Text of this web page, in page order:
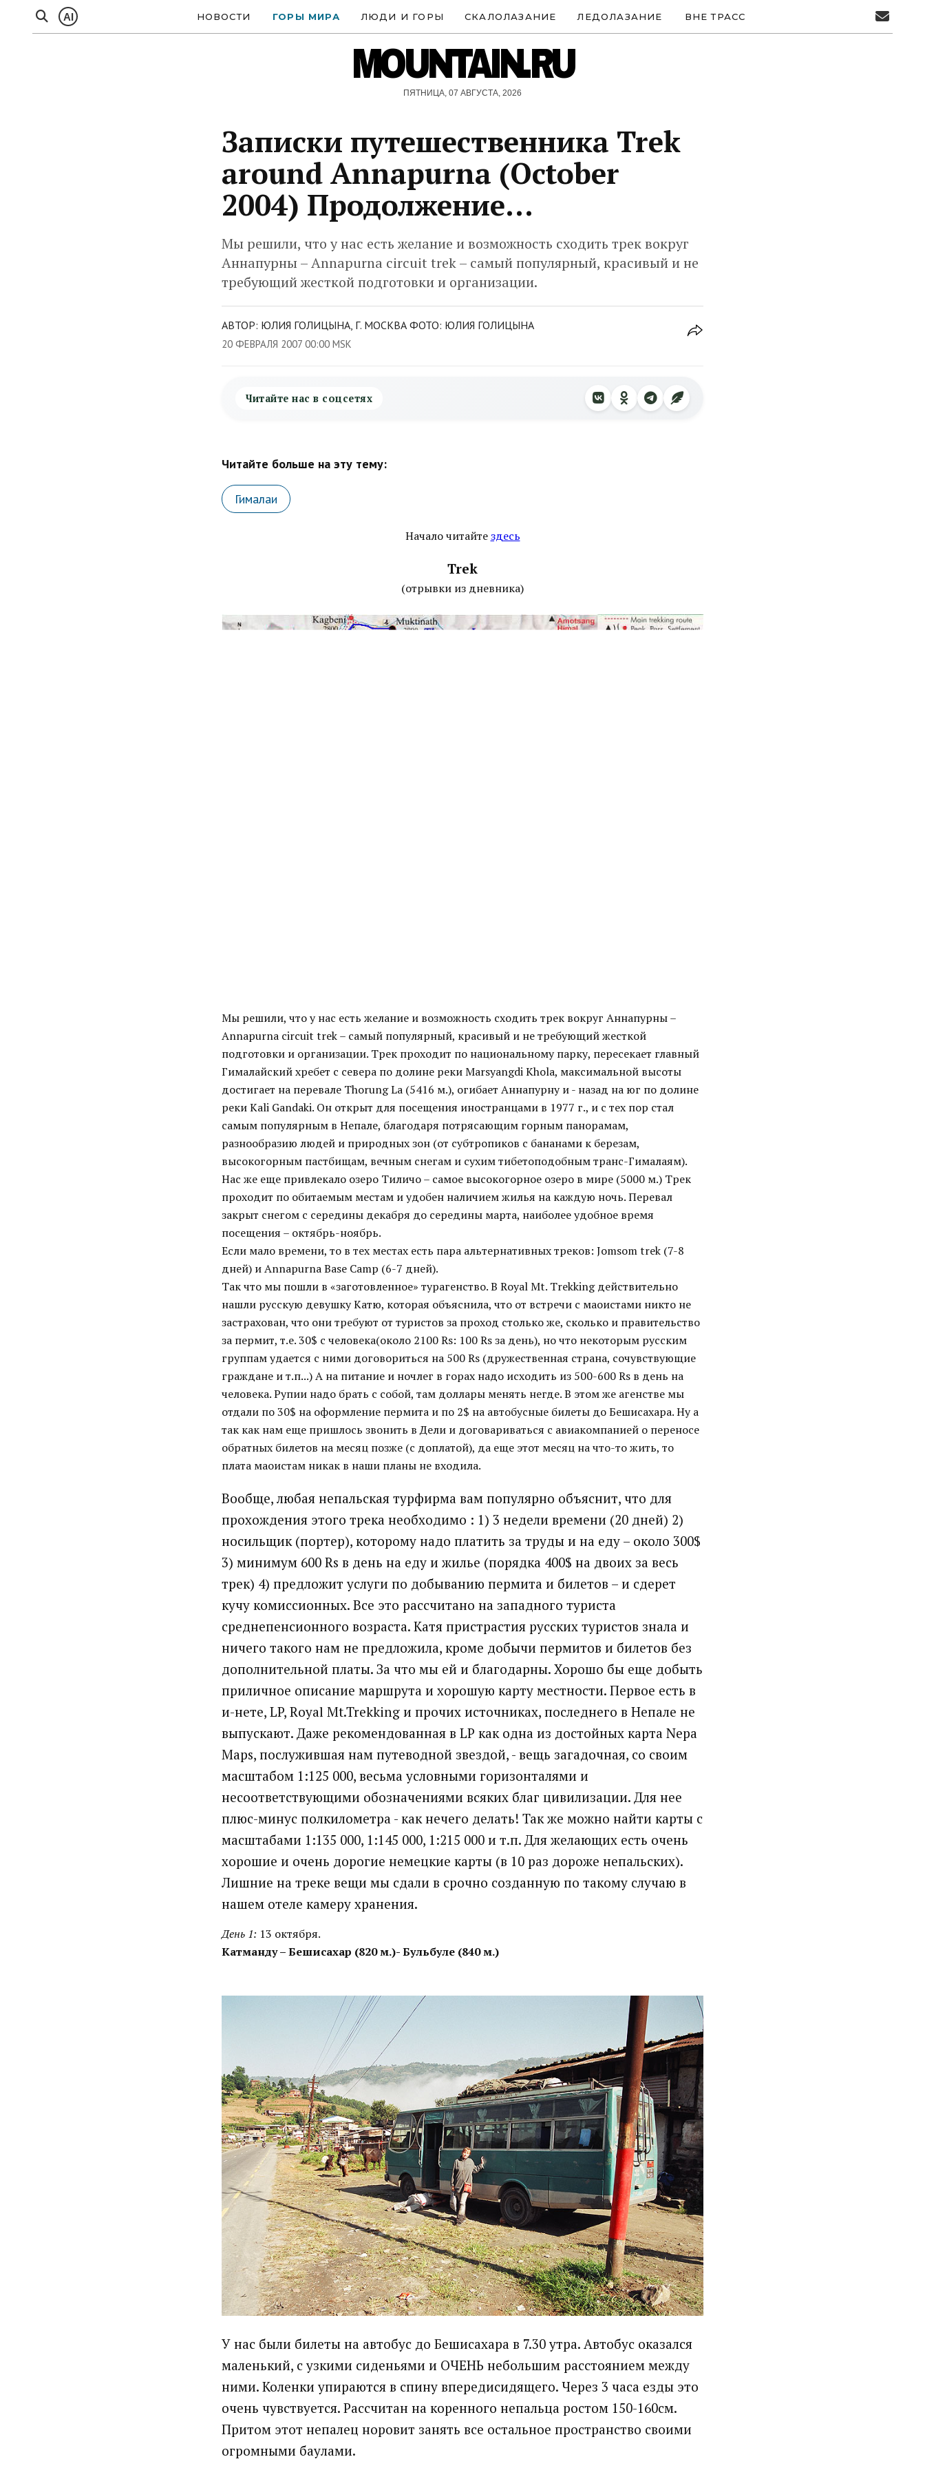
AI НОВОСТИ ГОРЫ МИРА ЛЮДИ И ГОРЫ СКАЛОЛАЗАНИЕ ЛЕДОЛАЗАНИЕ ВНЕ ТРАСС
MOUNTAIN.RU
ПЯТНИЦА, 07 АВГУСТА, 2026
Записки путешественника Trek
around Annapurna (October
2004) Продолжение...
Мы решили, что у нас есть желание и возможность сходить трек вокруг
Аннапурны – Annapurna circuit trek – самый популярный, красивый и не
требующий жесткой подготовки и организации.
АВТОР: ЮЛИЯ ГОЛИЦЫНА, Г. МОСКВА ФОТО: ЮЛИЯ ГОЛИЦЫНА
20 ФЕВРАЛЯ 2007 00:00 MSK
Читайте нас в соцсетях
Читайте больше на эту тему:
Гималаи
Начало читайтездесь
Trek
(отрывки из дневника)
Мы решили, что у нас есть желание и возможность сходить трек вокруг Аннапурны –
Annapurna circuit trek – самый популярный, красивый и не требующий жесткой
подготовки и организации. Трек проходит по национальному парку, пересекает главный
Гималайский хребет с севера по долине реки Marsyangdi Khola, максимальной высоты
достигает на перевале Thorung La (5416 м.), огибает Аннапурну и - назад на юг по долине
реки Kali Gandaki. Он открыт для посещения иностранцами в 1977 г., и с тех пор стал
самым популярным в Непале, благодаря потрясающим горным панорамам,
разнообразию людей и природных зон (от субтропиков с бананами к березам,
высокогорным пастбищам, вечным снегам и сухим тибетоподобным транс-Гималаям).
Нас же еще привлекало озеро Тиличо – самое высокогорное озеро в мире (5000 м.) Трек
проходит по обитаемым местам и удобен наличием жилья на каждую ночь. Перевал
закрыт снегом с середины декабря до середины марта, наиболее удобное время
посещения – октябрь-ноябрь.
Если мало времени, то в тех местах есть пара альтернативных треков: Jomsom trek (7-8
дней) и Annapurna Base Camp (6-7 дней).
Так что мы пошли в «заготовленное» турагенство. В Royal Mt. Trekking действительно
нашли русскую девушку Катю, которая объяснила, что от встречи с маоистами никто не
застрахован, что они требуют от туристов за проход столько же, сколько и правительство
за пермит, т.е. 30$ с человека(около 2100 Rs: 100 Rs за день), но что некоторым русским
группам удается с ними договориться на 500 Rs (дружественная страна, сочувствующие
граждане и т.п...) А на питание и ночлег в горах надо исходить из 500-600 Rs в день на
человека. Рупии надо брать с собой, там доллары менять негде. В этом же агенстве мы
отдали по 30$ на оформление пермита и по 2$ на автобусные билеты до Бешисахара. Ну а
так как нам еще пришлось звонить в Дели и договариваться с авиакомпанией о переносе
обратных билетов на месяц позже (с доплатой), да еще этот месяц на что-то жить, то
плата маоистам никак в наши планы не входила.
Вообще, любая непальская турфирма вам популярно объяснит, что для
прохождения этого трека необходимо : 1) 3 недели времени (20 дней) 2)
носильщик (портер), которому надо платить за труды и на еду – около 300$
3) минимум 600 Rs в день на еду и жилье (порядка 400$ на двоих за весь
трек) 4) предложит услуги по добыванию пермита и билетов – и сдерет
кучу комиссионных. Все это рассчитано на западного туриста
среднепенсионного возраста. Катя пристрастия русских туристов знала и
ничего такого нам не предложила, кроме добычи пермитов и билетов без
дополнительной платы. За что мы ей и благодарны. Хорошо бы еще добыть
приличное описание маршрута и хорошую карту местности. Первое есть в
и-нете, LP, Royal Mt.Trekking и прочих источниках, последнего в Непале не
выпускают. Даже рекомендованная в LP как одна из достойных карта Nepa
Maps, послужившая нам путеводной звездой, - вещь загадочная, со своим
масштабом 1:125 000, весьма условными горизонталями и
несоответствующими обозначениями всяких благ цивилизации. Для нее
плюс-минус полкилометра - как нечего делать! Так же можно найти карты с
масштабами 1:135 000, 1:145 000, 1:215 000 и т.п. Для желающих есть очень
хорошие и очень дорогие немецкие карты (в 10 раз дороже непальских).
Лишние на треке вещи мы сдали в срочно созданную по такому случаю в
нашем отеле камеру хранения.
День 1: 13 октября.
Катманду – Бешисахар (820 м.)- Бульбуле (840 м.)
У нас были билеты на автобус до Бешисахара в 7.30 утра. Автобус оказался
маленький, с узкими сиденьями и ОЧЕНЬ небольшим расстоянием между
ними. Коленки упираются в спину впередисидящего. Через 3 часа езды это
очень чувствуется. Рассчитан на коренного непальца ростом 150-160см.
Притом этот непалец норовит занять все остальное пространство своими
огромными баулами.